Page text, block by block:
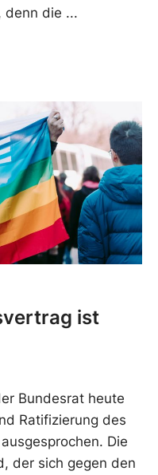
denn die
ist
Bundesrat heute
Ratifizierung des
Die
der sich gegen den